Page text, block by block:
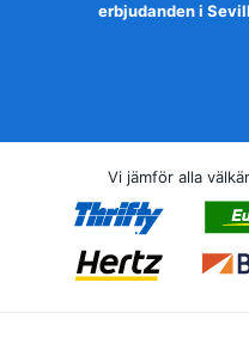
erbjudanden i
Vi jämför alla